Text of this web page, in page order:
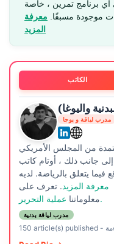
أي برنامج تمرين ، خاصة
موجودة مسبقًا. معرفة
المزيد
الكاتب
مدرب لياقة و يوجا
من المجلس الأمريكي
إلى جانب ذلك ، أوتام كاتب
يتعلق بالرياضة. لديه
معرفة المزيد. تعرف على
معلوماتناعملية التحرير.
مدرب لياقة بدنية
150 article(s) published-